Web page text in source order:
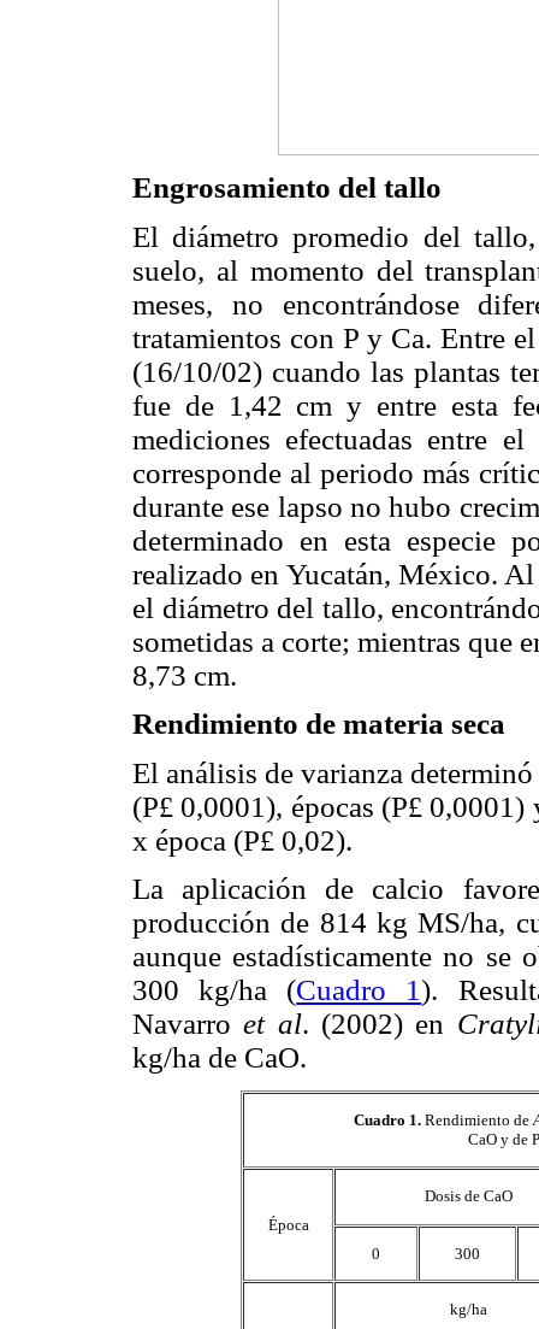
Engrosamiento del tallo
El diámetro promedio del
suelo, al momento del
meses, no encontrándose
tratamientos con P y Ca. Entre
(16/10/02) cuando las plantas
fue de 1,42 cm y entre esta
mediciones efectuadas entre
corresponde al periodo más
durante ese lapso no hubo
determinado en esta especie
realizado en Yucatán, México.
el diámetro del tallo,
sometidas a corte; mientras que
8,73 cm.
Rendimiento de materia seca
El análisis de varianza
(P£ 0,0001), épocas (P£ 0,0001)
x época (P£ 0,02).
La aplicación de calcio
producción de 814 kg MS/ha,
aunque estadísticamente no se
300 kg/ha (Cuadro 1).
Navarroet al. (2002) en
kg/ha de CaO.
Cuadro 1. Rendimiento de
CaO y de
Época
Dosis de CaO
0 300
kg/ha